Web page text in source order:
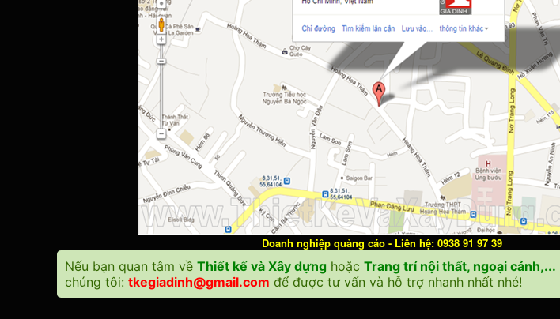
Doanh nghiệp quảng cáo - Liên hệ: 0938 91 97 39
Nếu bạn quan tâm về Thiết kế và Xây dựng hoặc Trang trí nội thất, ngoại cảnh,...
chúng tôi: tkegiadinh@gmail.com để được tư vấn và hỗ trợ nhanh nhất nhé!